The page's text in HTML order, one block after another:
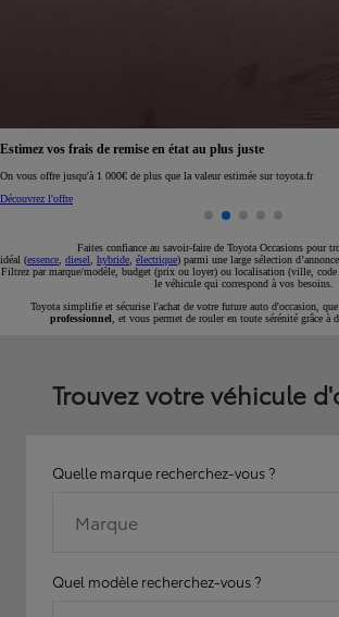
Réservez en ligne votre occasion pour 1€ seulement
Réservez en ligne
Faites confiance au savoir-faire de Toyota Occasions pour
idéal (essence diesel hybride électrique) parmi une large sélection
Filtrez par marque/modèle, budget (prix ou loyer) ou localisation (ville, code
le véhicule qui correspond à vos besoins.
Toyota simplifie et sécurise l'achat de votre future auto d'occasion,
professionnel , et vous permet de rouler en toute sérénité grâce à
Trouvez votre véhicule
Quelle marque recherchez-vous ?
Marque
Quel modèle recherchez-vous ?